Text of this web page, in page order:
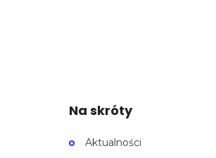
Na skróty
Aktualności